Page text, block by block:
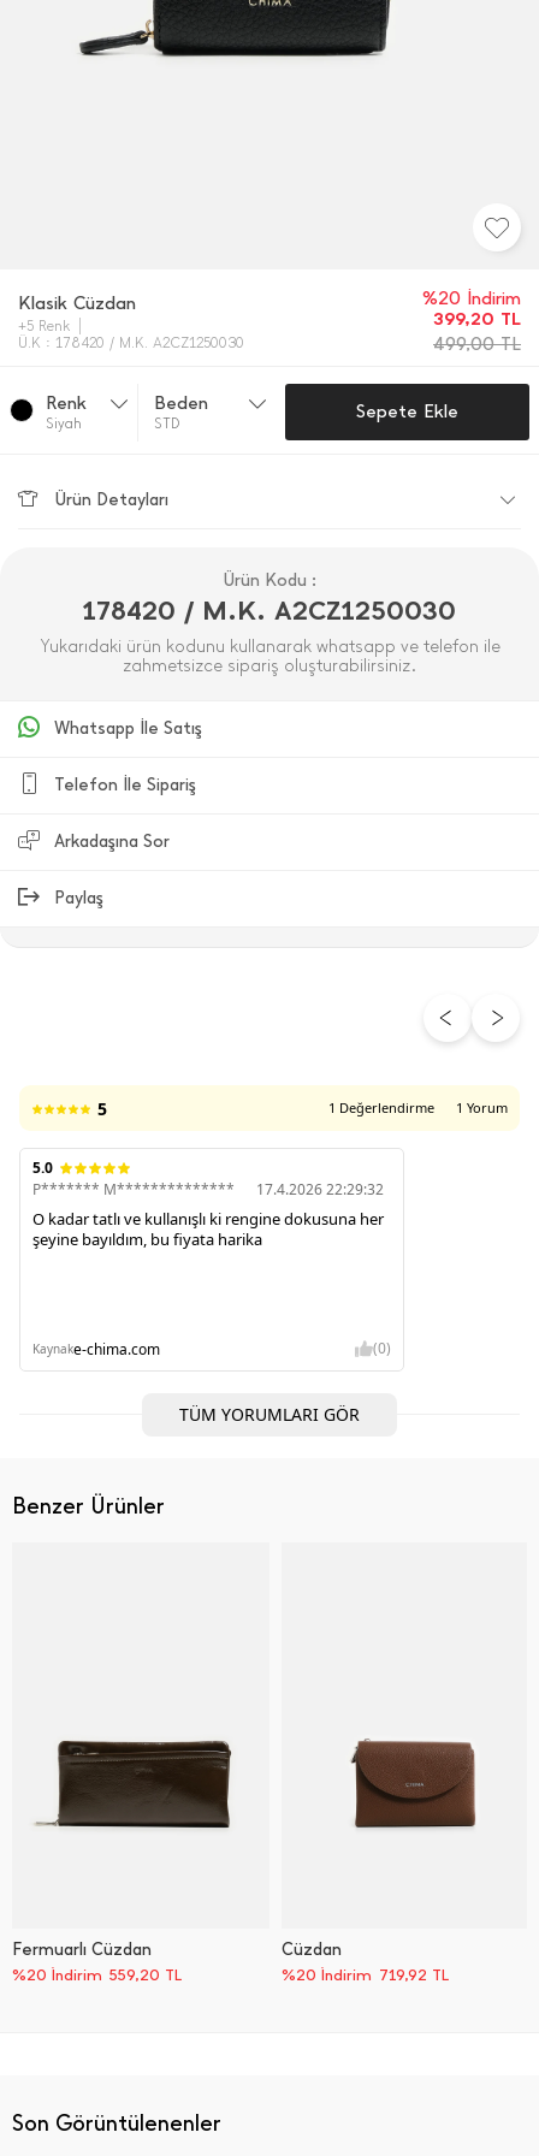
Klasik Cüzdan
+5 Renk
Ü.K : 178420 / M.K. A2CZ1250030
%20 İndirim
399,20 TL
499,00TL
Renk
Si̇yah
Beden
STD
Sepete Ekle
Ürün Detayları
Ürün Kodu :
178420 / M.K. A2CZ1250030
Yukarıdaki ürün kodunu kullanarak whatsapp ve telefon ile
zahmetsizce sipariş oluşturabilirsiniz.
Whatsapp İle Satış
Telefon İle Sipariş
Arkadaşına Sor
Paylaş
5 1 Değerlendirme 1 Yorum
5.0
P******* M**************
17.4.2026 22:29:32
O kadar tatlı ve kullanışlı ki rengine dokusuna her
şeyine bayıldım, bu fiyata harika
Kaynake-chima.com (0)
TÜM YORUMLARI GÖR
Benzer Ürünler
Fermuarlı Cüzdan
%20 İndirim 559,20 TL
Cüzdan
%20 İndirim 719,92 TL
Son Görüntülenenler